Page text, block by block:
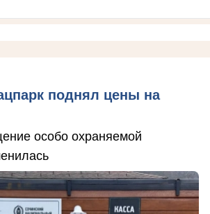
поднял цены на
особо охраняемой